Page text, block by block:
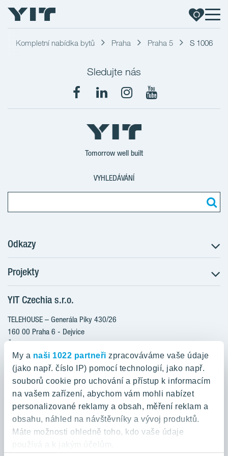
My a naši 1022 partneři zpracováváme vaše údaje
(jako např. číslo IP) pomocí technologií, jako např.
souborů cookie pro uchování a přístup k informacím
na vašem zařízení, abychom vám mohli nabízet
personalizované reklamy a obsah, měření reklam a
obsahu, náhled na návštěvníky a vývoj produktů.
Máte možnosti ohledně toho, kdo vaše údaje
Kompletní nabídka bytů Praha Praha 5 S 1006
Sledujte nás
Tomorrow well built
VYHLEDÁVÁNÍ
Odkazy
Postup koupě
Klientské změny
Aktuality
Blog
Kariéra
O nás
YIT PLUS
Projekty
RANTA Barrandov III
RANTA Barrandov IV
TOIVO Roztyly II
KALEVALA
VIRTA Kladno
KATTILA Kamýk
ROSALA
YIT Czechia s.r.o.
TELEHOUSE – Generála Píky 430/26
160 00 Praha 6 - Dejvice
Česká republika
800 200 666
domov@yit.cz
Telefon na centrální recepci:
+420 224 318 261